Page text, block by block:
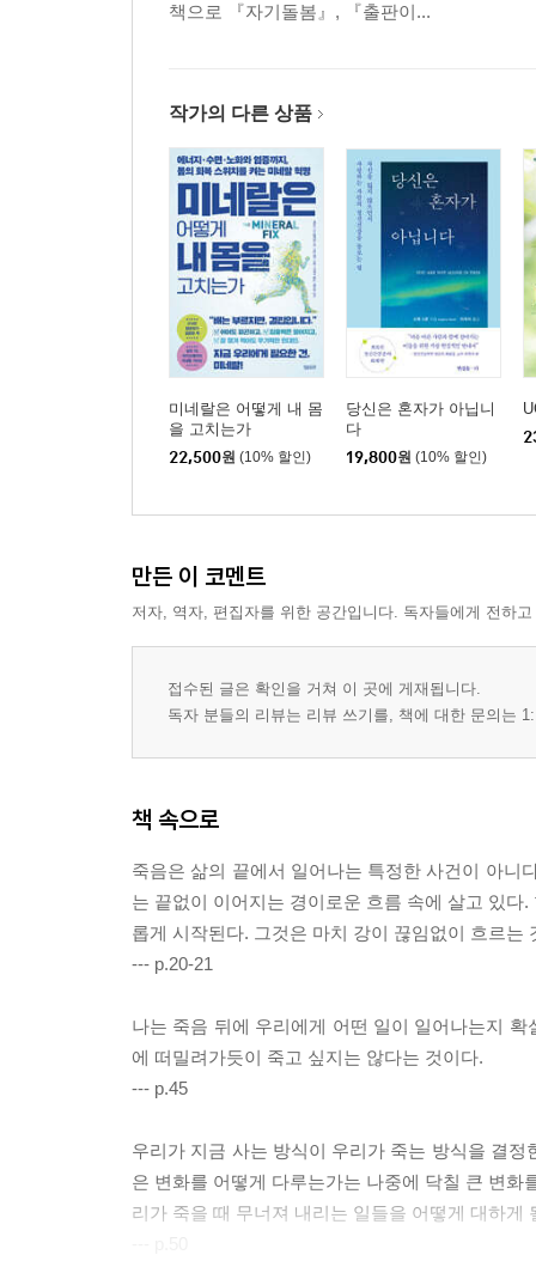
책으로 『자기돌봄』, 『출판이...
작가의 다른 상품
미네랄은 어떻게 내 몸
을 고치는가
22,500원 (10% 할인)
당신은 혼자가 아닙니
다
19,800원 (10% 할인)
만든 이 코멘트
저자, 역자, 편집자를 위한 공간입니다. 독자들에게 전하
접수된 글은 확인을 거쳐 이 곳에 게재됩니다.
독자 분들의 리뷰는 리뷰 쓰기를, 책에 대한 문의는
책 속으로
죽음은 삶의 끝에서 일어나는 특정한 사건이 아니
는 끝없이 이어지는 경이로운 흐름 속에 살고 있
롭게 시작된다. 그것은 마치 강이 끊임없이 흐르는
--- p.20-21
나는 죽음 뒤에 우리에게 어떤 일이 일어나는지
에 떠밀려가듯이 죽고 싶지는 않다는 것이다.
--- p.45
우리가 지금 사는 방식이 우리가 죽는 방식을 결
은 변화를 어떻게 다루는가는 나중에 닥칠 큰 변
리가 죽을 때 무너져 내리는 일들을 어떻게 대하게